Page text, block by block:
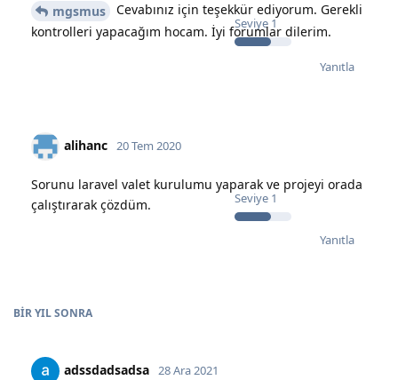
Seviye 1
mgsmus
Cevabınız için teşekkür ediyorum. Gerekli
kontrolleri yapacağım hocam. İyi forumlar dilerim.
Yanıtla
alihanc
Seviye 1
20 Tem 2020
Sorunu laravel valet kurulumu yaparak ve projeyi orada
çalıştırarak çözdüm.
Yanıtla
BIR YILSONRA
adssdadsadsa 28 Ara 2021